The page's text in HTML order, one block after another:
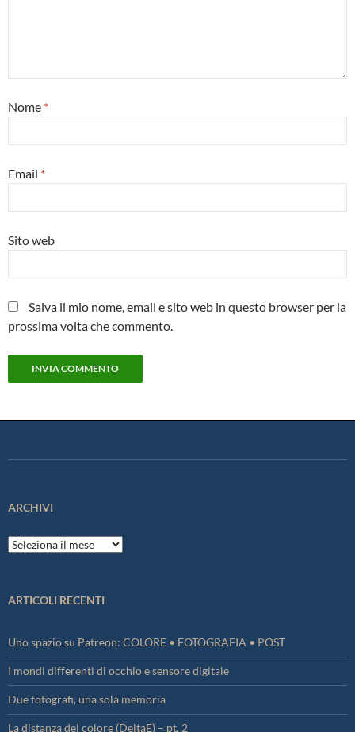
Nome *
Email *
Sito web
Salva il mio nome, email e sito web in questo browser per la
prossima volta che commento.
ARCHIVI
Archivi
ARTICOLI RECENTI
Uno spazio su Patreon: COLORE • FOTOGRAFIA • POST
I mondi differenti di occhio e sensore digitale
Due fotografi, una sola memoria
La distanza del colore (DeltaE) – pt. 2